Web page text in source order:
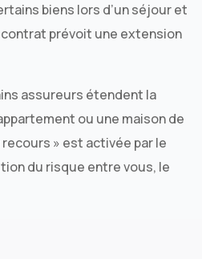
biens lors d’un séjour et
prévoit une extension
assureurs étendent la
ou une maison de
» est activée par le
du risque entre vous, le